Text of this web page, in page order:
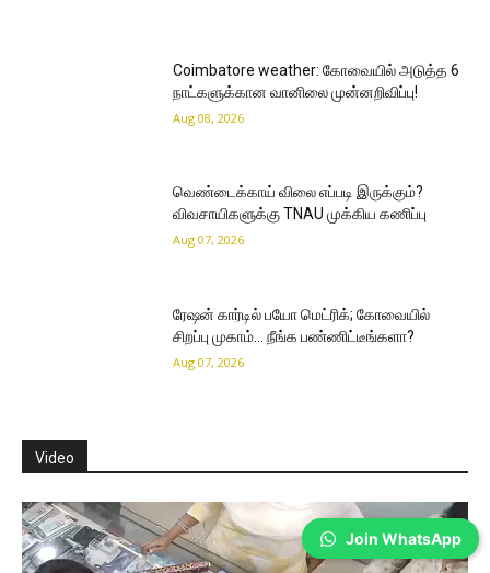
Coimbatore weather: கோவையில் அடுத்த 6
நாட்களுக்கான வானிலை முன்னறிவிப்பு!
Aug 08, 2026
வெண்டைக்காய் விலை எப்படி இருக்கும்?
விவசாயிகளுக்கு TNAU முக்கிய கணிப்பு
Aug 07, 2026
ரேஷன் கார்டில் பயோ மெட்ரிக்; கோவையில்
சிறப்பு முகாம்… நீங்க பண்ணிட்டீங்களா?
Aug 07, 2026
Video
Join WhatsApp